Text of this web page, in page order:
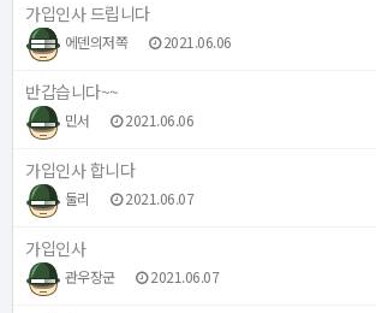
가입인사 드립니다
에덴의저쪽 2021.06.06
반갑습니다~~
민서 2021.06.06
가입인사 합니다
둘리 2021.06.07
가입인사
관우장군 2021.06.07